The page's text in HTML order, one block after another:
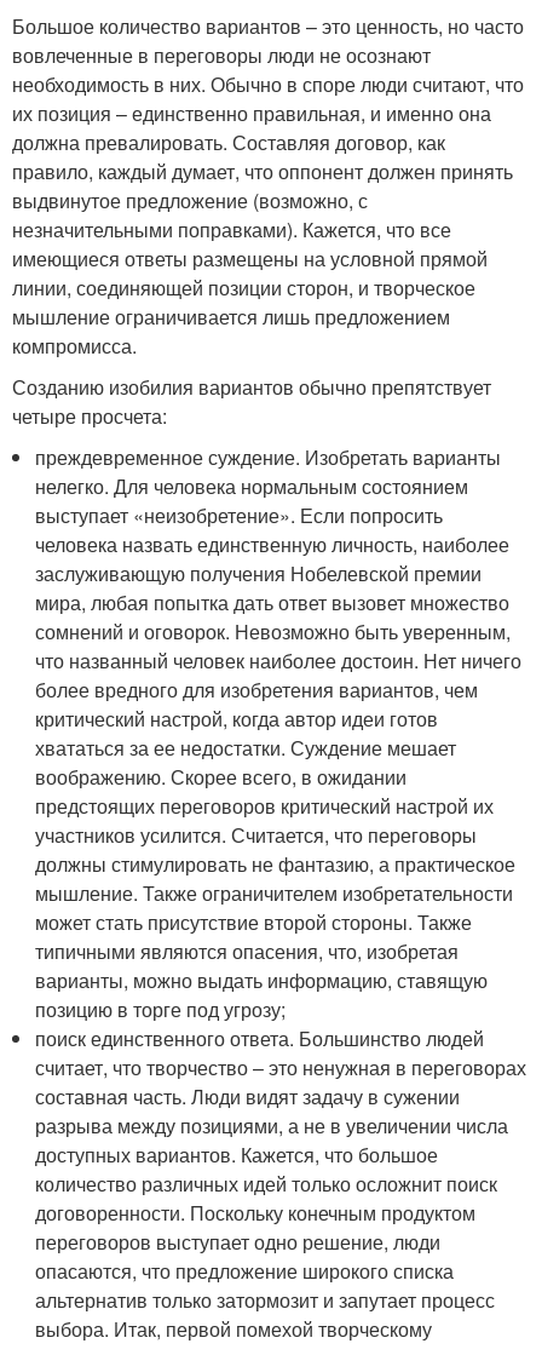
Большое количество вариантов – это ценность, но часто
вовлеченные в переговоры люди не осознают
необходимость в них. Обычно в споре люди считают, что
их позиция – единственно правильная, и именно она
должна превалировать. Составляя договор, как
правило, каждый думает, что оппонент должен принять
выдвинутое предложение (возможно, с
незначительными поправками). Кажется, что все
имеющиеся ответы размещены на условной прямой
линии, соединяющей позиции сторон, и творческое
мышление ограничивается лишь предложением
компромисса.
Созданию изобилия вариантов обычно препятствует
четыре просчета:
преждевременное суждение. Изобретать варианты
нелегко. Для человека нормальным состоянием
выступает «неизобретение». Если попросить
человека назвать единственную личность, наиболее
заслуживающую получения Нобелевской премии
мира, любая попытка дать ответ вызовет множество
сомнений и оговорок. Невозможно быть уверенным,
что названный человек наиболее достоин. Нет ничего
более вредного для изобретения вариантов, чем
критический настрой, когда автор идеи готов
хвататься за ее недостатки. Суждение мешает
воображению. Скорее всего, в ожидании
предстоящих переговоров критический настрой их
участников усилится. Считается, что переговоры
должны стимулировать не фантазию, а практическое
мышление. Также ограничителем изобретательности
может стать присутствие второй стороны. Также
типичными являются опасения, что, изобретая
варианты, можно выдать информацию, ставящую
позицию в торге под угрозу;
поиск единственного ответа. Большинство людей
считает, что творчество – это ненужная в переговорах
составная часть. Люди видят задачу в сужении
разрыва между позициями, а не в увеличении числа
доступных вариантов. Кажется, что большое
количество различных идей только осложнит поиск
договоренности. Поскольку конечным продуктом
переговоров выступает одно решение, люди
опасаются, что предложение широкого списка
альтернатив только затормозит и запутает процесс
выбора. Итак, первой помехой творческому